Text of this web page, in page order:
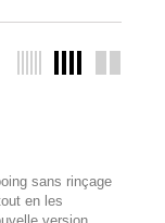
sans rinçage
en les